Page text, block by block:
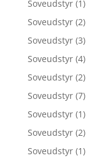
Soveudstyr (1)
Soveudstyr (2)
Soveudstyr (3)
Soveudstyr (4)
Soveudstyr (2)
Soveudstyr (7)
Soveudstyr (1)
Soveudstyr (2)
Soveudstyr (1)